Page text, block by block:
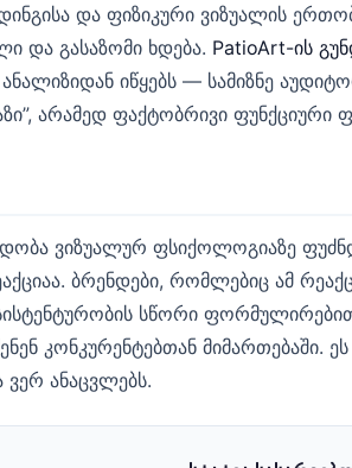
და ფიზიკური ვიზუალის
და გასაზომი ხდება. PatioArt-ის
იწყებს — სამიზნე
არამედ ფაქტობრივი ფუნქციური
ვიზუალურ ფსიქოლოგიაზე
ბრენდები, რომლებიც ამ
სწორი
კონკურენტებთან მიმართებაში.
ანაცვლებს.